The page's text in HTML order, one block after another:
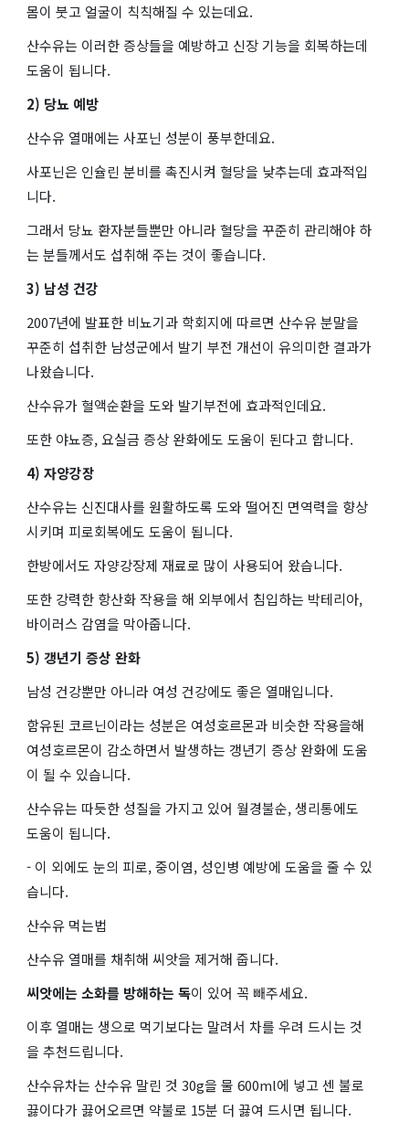
몸이 붓고 얼굴이 칙칙해질 수 있는데요.
산수유는 이러한 증상들을 예방하고 신장 기능을 회복하는데
도움이 됩니다.
2) 당뇨 예방
산수유 열매에는 사포닌 성분이 풍부한데요.
사포닌은 인슐린 분비를 촉진시켜 혈당을 낮추는데 효과적입
니다.
그래서 당뇨 환자분들뿐만 아니라 혈당을 꾸준히 관리해야 하
는 분들께서도 섭취해 주는 것이 좋습니다.
3) 남성 건강
2007년에 발표한 비뇨기과 학회지에 따르면 산수유 분말을
꾸준히 섭취한 남성군에서 발기 부전 개선이 유의미한 결과가
나왔습니다.
산수유가 혈액순환을 도와 발기부전에 효과적인데요.
또한 야뇨증, 요실금 증상 완화에도 도움이 된다고 합니다.
4) 자양강장
산수유는 신진대사를 원활하도록 도와 떨어진 면역력을 향상
시키며 피로회복에도 도움이 됩니다.
한방에서도 자양강장제 재료로 많이 사용되어 왔습니다.
또한 강력한 항산화 작용을 해 외부에서 침입하는 박테리아,
바이러스 감염을 막아줍니다.
5) 갱년기 증상 완화
남성 건강뿐만 아니라 여성 건강에도 좋은 열매입니다.
함유된 코르닌이라는 성분은 여성호르몬과 비슷한 작용을해
여성호르몬이 감소하면서 발생하는 갱년기 증상 완화에 도움
이 될 수 있습니다.
산수유는 따듯한 성질을 가지고 있어 월경불순, 생리통에도
도움이 됩니다.
- 이 외에도 눈의 피로, 중이염, 성인병 예방에 도움을 줄 수 있
습니다.
산수유 먹는법
산수유 열매를 채취해 씨앗을 제거해 줍니다.
씨앗에는 소화를 방해하는 독이 있어 꼭 빼주세요.
이후 열매는 생으로 먹기보다는 말려서 차를 우려 드시는 것
을 추천드립니다.
산수유차는 산수유 말린 것 30g을 물 600ml에 넣고 센 불로
끓이다가 끓어오르면 약불로 15분 더 끓여 드시면 됩니다.